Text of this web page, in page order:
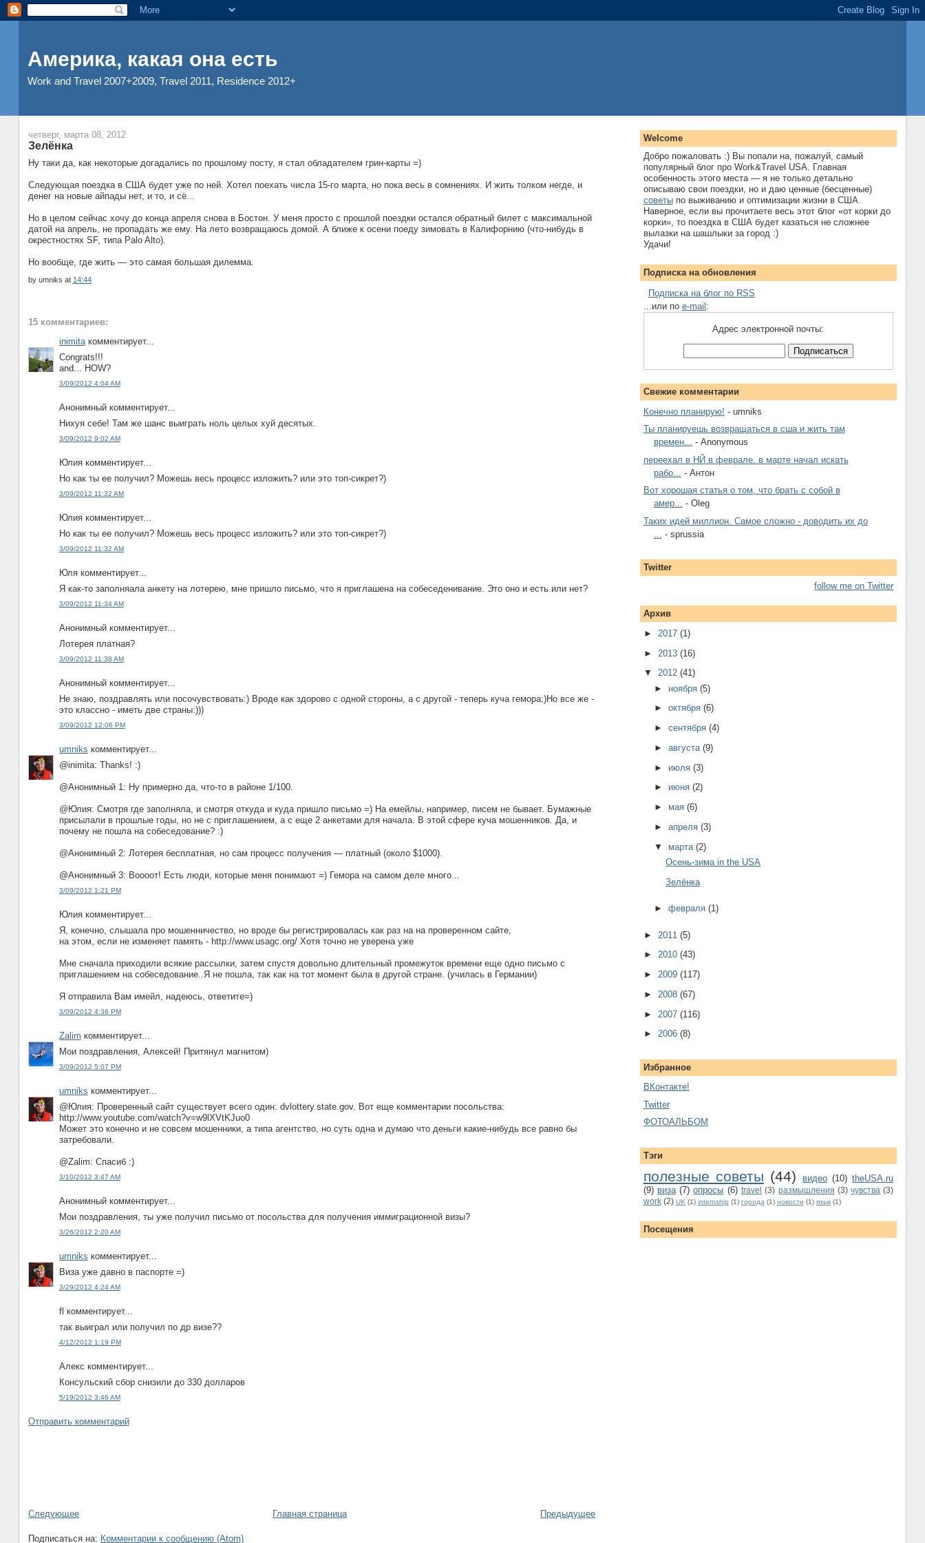
Америка, какая она есть
Work and Travel 2007+2009, Travel 2011, Residence 2012+
четверг, марта 08, 2012
Зелёнка
Ну таки да, как некоторые догадались по прошлому посту, я стал обладателем грин-карты =)
Следующая поездка в США будет уже по ней. Хотел поехать числа 15-го марта, но пока весь в сомнениях. И жить толком негде, и
денег на новые айпады нет, и то, и сё...
Но в целом сейчас хочу до конца апреля снова в Бостон. У меня просто с прошлой поездки остался обратный билет с максимальной
датой на апрель, не пропадать же ему. На лето возвращаюсь домой. А ближе к осени поеду зимовать в Калифорнию (что-нибудь в
окрестностях SF, типа Palo Alto).
Но вообще, где жить — это самая большая дилемма.
by umniks at 14:44
15 комментариев:
inimitaкомментирует...
Congrats!!!
and... HOW?
3/09/2012 4:04 AM
Анонимный комментирует...
Нихуя себе! Там же шанс выиграть ноль целых хуй десятых.
3/09/2012 9:02 AM
Юлия комментирует...
Но как ты ее получил? Можешь весь процесс изложить? или это топ-сикрет?)
3/09/2012 11:32 AM
Юлия комментирует...
Но как ты ее получил? Можешь весь процесс изложить? или это топ-сикрет?)
3/09/2012 11:32 AM
Юля комментирует...
Я как-то заполняала анкету на лотерею, мне пришло письмо, что я приглашена на собеседенивание. Это оно и есть или нет?
3/09/2012 11:34 AM
Анонимный комментирует...
Лотерея платная?
3/09/2012 11:38 AM
Анонимный комментирует...
Не знаю, поздравлять или посочувствовать:) Вроде как здорово с одной стороны, а с другой - теперь куча гемора:)Но все же -
это классно - иметь две страны:)))
3/09/2012 12:06 PM
umniks комментирует...
@inimita: Thanks! :)
@Анонимный 1: Ну примерно да, что-то в районе 1/100.
@Юлия: Смотря где заполняла, и смотря откуда и куда пришло письмо =) На емейлы, например, писем не бывает. Бумажные
присылали в прошлые годы, но не с приглашением, а с еще 2 анкетами для начала. В этой сфере куча мошенников. Да, и
почему не пошла на собеседование? :)
@Анонимный 2: Лотерея бесплатная, но сам процесс получения — платный (около $1000).
@Анонимный 3: Воооот! Есть люди, которые меня понимают =) Гемора на самом деле много...
3/09/2012 1:21 PM
Юлия комментирует...
Я, конечно, слышала про мошенничество, но вроде бы регистрировалась как раз на на проверенном сайте,
на этом, если не изменяет память - http://www.usagc.org/ Хотя точно не уверена уже
Мне сначала приходили всякие рассылки, затем спустя довольно длительный промежуток времени еще одно письмо с
приглашением на собеседование..Я не пошла, так как на тот момент была в другой стране. (училась в Германии)
Я отправила Вам имейл, надеюсь, ответите=)
3/09/2012 4:36 PM
Zalim комментирует...
Мои поздравления, Алексей! Притянул магнитом)
3/09/2012 5:07 PM
umniks комментирует...
@Юлия: Проверенный сайт существует всего один: dvlottery.state.gov. Вот еще комментарии посольства:
http://www.youtube.com/watch?v=w9lXVtKJuo0
Может это конечно и не совсем мошенники, а типа агентство, но суть одна и думаю что деньги какие-нибудь все равно бы
затребовали.
@Zalim: Спасиб :)
3/10/2012 3:47 AM
Анонимный комментирует...
Мои поздравления, ты уже получил письмо от посольства для получения иммиграционной визы?
3/26/2012 2:20 AM
umniks комментирует...
Виза уже давно в паспорте =)
3/29/2012 4:24 AM
fl комментирует...
так выиграл или получил по др визе??
4/12/2012 1:19 PM
Алекс комментирует...
Консульский сбор снизили до 330 долларов
5/19/2012 3:46 AM
Отправить комментарий
Следующее Предыдущее
Главная страница
Подписаться на: Комментарии к сообщению (Atom)
Welcome
Добро пожаловать :) Вы попали на, пожалуй, самый
популярный блог про Work&Travel USA. Главная
особенность этого места — я не только детально
описываю свои поездки, но и даю ценные (бесценные)
советыпо выживанию и оптимизации жизни в США.
Наверное, если вы прочитаете весь этот блог «от корки до
корки», то поездка в США будет казаться не сложнее
вылазки на шашлыки за город :)
Удачи!
Подписка на обновления
Подписка на блог по RSS
...или по e-mail:
Адрес электронной почты:
Свежие комментарии
Конечно планирую! - umniks
Ты планируешь возвращаться в сша и жить там
времен... - Anonymous
переехал в НЙ в феврале. в марте начал искать
рабо...
- Антон
Вот хорошая статья о том, что брать с собой в
амер... - Oleg
Таких идей миллион. Самое сложно - доводить их до
- sprussia
Twitter
follow me on Twitter
Архив
► 2017 (1)
► 2013 (16)
▼ 2012 (41)
► ноября(5)
►октября(6)
►сентября(4)
►августа(9)
► июля(3)
► июня(2)
► мая(6)
►апреля(3)
▼ марта(2)
Осень-зима in the USA
Зелёнка
►февраля(1)
► 2011 (5)
► 2010 (43)
► 2009 (117)
► 2008 (67)
► 2007 (116)
► 2006 (8)
Избранное
ВКонтакте!
Twitter
ФОТОАЛЬБОМ
Тэги
полезные советы (44) видео (10) theUSA.ru
(9) виза (7) опросы (6) travel (3) размышления (3) чувства (3)
work (2) UK (1) internship (1) города (1) новости (1) язык (1)
Посещения